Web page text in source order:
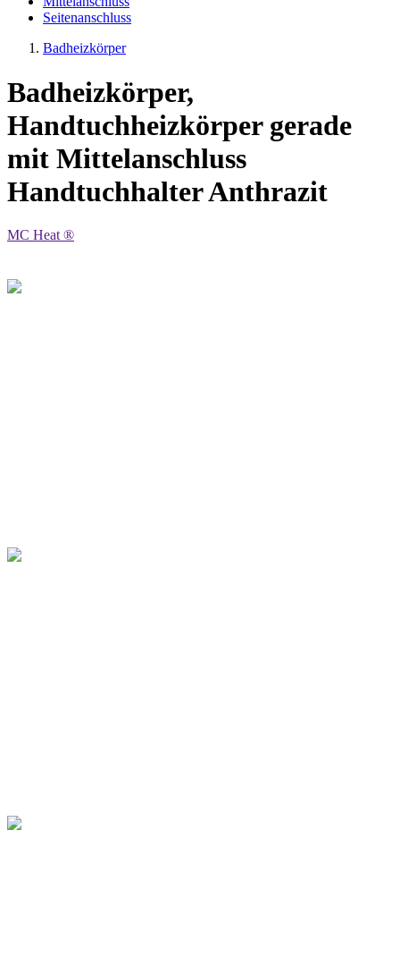
Seitenanschluss
Badheizkörper
Badheizkörper,
Handtuchheizkörper gerade
mit Mittelanschluss
Handtuchhalter Anthrazit
MC Heat ®